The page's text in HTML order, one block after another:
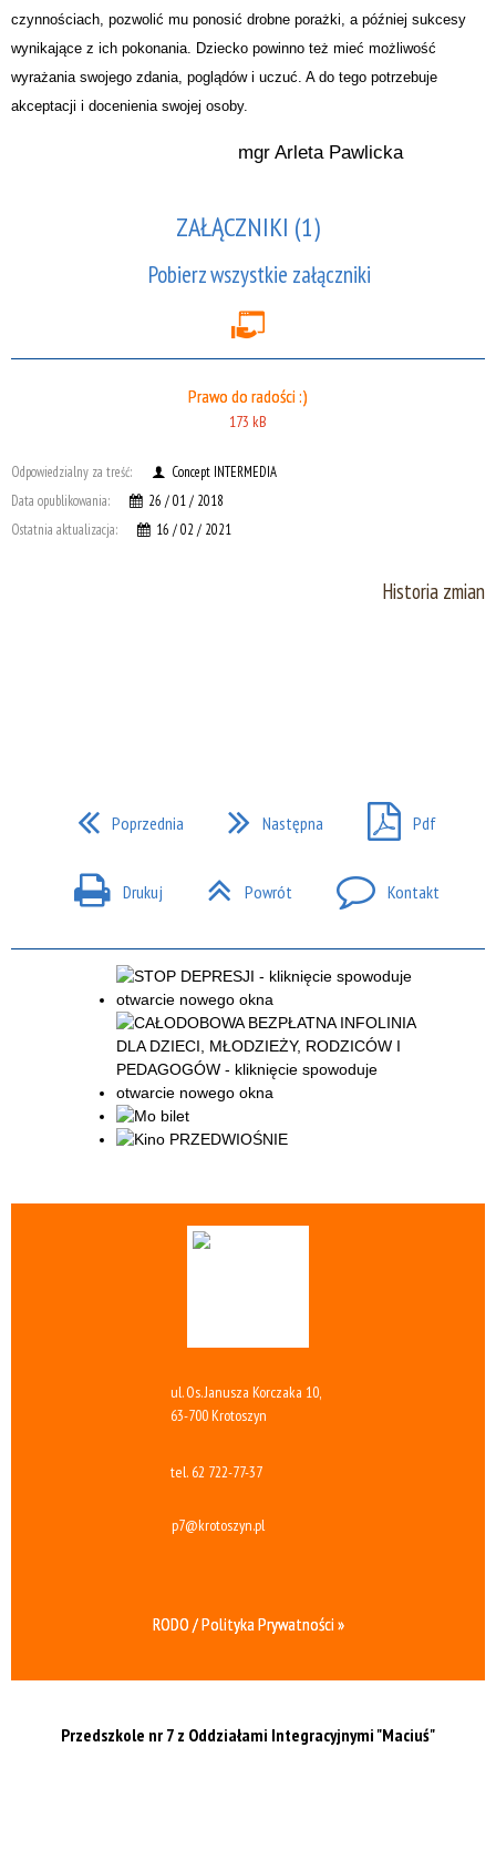
czynnościach, pozwolić mu ponosić drobne porażki, a później sukcesy
wynikające z ich pokonania. Dziecko powinno też mieć możliwość
wyrażania swojego zdania, poglądów i uczuć. A do tego potrzebuje
akceptacji i docenienia swojej osoby.
mgr Arleta Pawlicka
ZAŁĄCZNIKI (1)
Pobierz wszystkie załączniki
Prawo do radości :)
173 kB
Odpowiedzialny za treść:
Concept INTERMEDIA
Data opublikowania:
26 / 01 / 2018
Ostatnia aktualizacja:
16 / 02 / 2021
Historia zmian
Poprzednia Następna Pdf
Drukuj Powrót Kontakt
ul. Os. Janusza Korczaka 10,
63-700 Krotoszyn
tel. 62 722-77-37
p7@krotoszyn.pl
RODO / Polityka Prywatności »
Przedszkole nr 7 z Oddziałami Integracyjnymi "Maciuś"